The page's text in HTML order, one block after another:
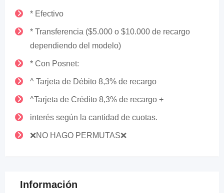
* Efectivo
* Transferencia ($5.000 o $10.000 de recargo
dependiendo del modelo)
* Con Posnet:
^ Tarjeta de Débito 8,3% de recargo
^Tarjeta de Crédito 8,3% de recargo +
interés según la cantidad de cuotas.
❌NO HAGO PERMUTAS❌
Información